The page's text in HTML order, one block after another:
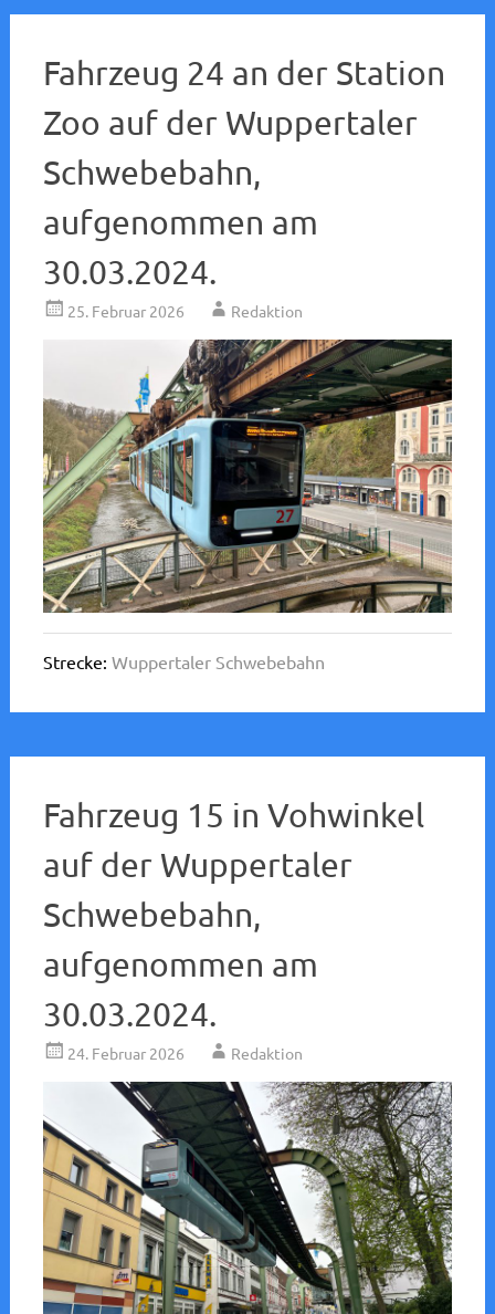
Fahrzeug 24 an der Station
Zoo auf der Wuppertaler
Schwebebahn,
aufgenommen am
30.03.2024.
25. Februar 2026 Redaktion
Strecke: Wuppertaler Schwebebahn
Fahrzeug 15 in Vohwinkel
auf der Wuppertaler
Schwebebahn,
aufgenommen am
30.03.2024.
24. Februar 2026 Redaktion